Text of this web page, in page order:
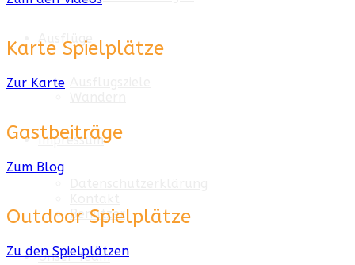
Ausflüge
Impressum
Benutzer
Unser Team
Karte Spielplätze
Zur Karte
Gastbeiträge
Zum Blog
Outdoor Spielplätze
Zu den Spielplätzen